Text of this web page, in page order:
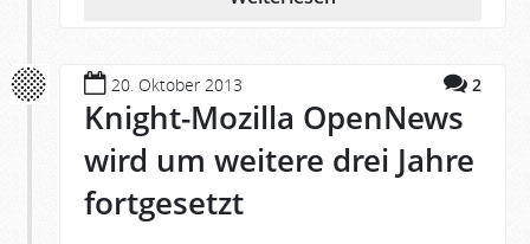
20. Oktober 2013 2
Knight-Mozilla OpenNews
wird um weitere drei Jahre
fortgesetzt